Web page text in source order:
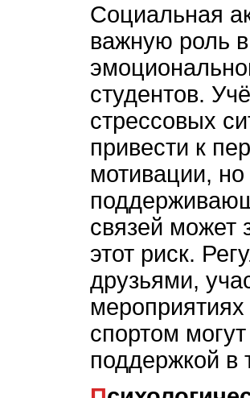
Социальная
важную роль
студентов.
стрессовых
привести к
мотивации,
связей может
этот риск.
друзьями,
спортом
поддержкой